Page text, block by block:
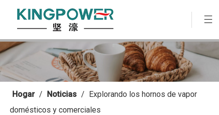
Hogar / Noticias / Explorando los hornos de vapor
domésticos y comerciales